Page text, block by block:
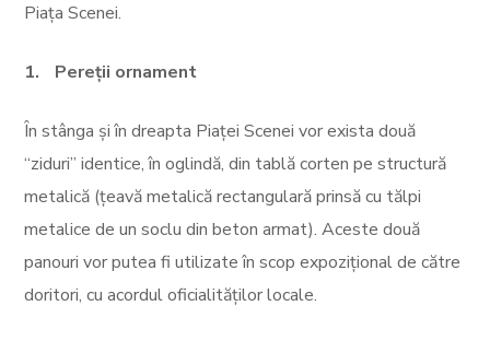
Piața Scenei.
Pereții ornament
În stânga și în dreapta Piaței Scenei vor exista două
“ziduri” identice, în oglindă, din tablă corten pe structură
metalică (țeavă metalică rectangulară prinsă cu tălpi
metalice de un soclu din beton armat). Aceste două
panouri vor putea fi utilizate în scop expozițional de către
doritori, cu acordul oficialităților locale.